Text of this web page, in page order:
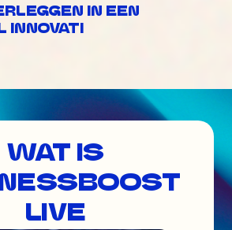
IN EEN
INNOVATI
WAT IS
LIVE